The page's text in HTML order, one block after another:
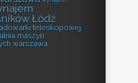
Łódź
teleskopowej
maszyn
warszawa